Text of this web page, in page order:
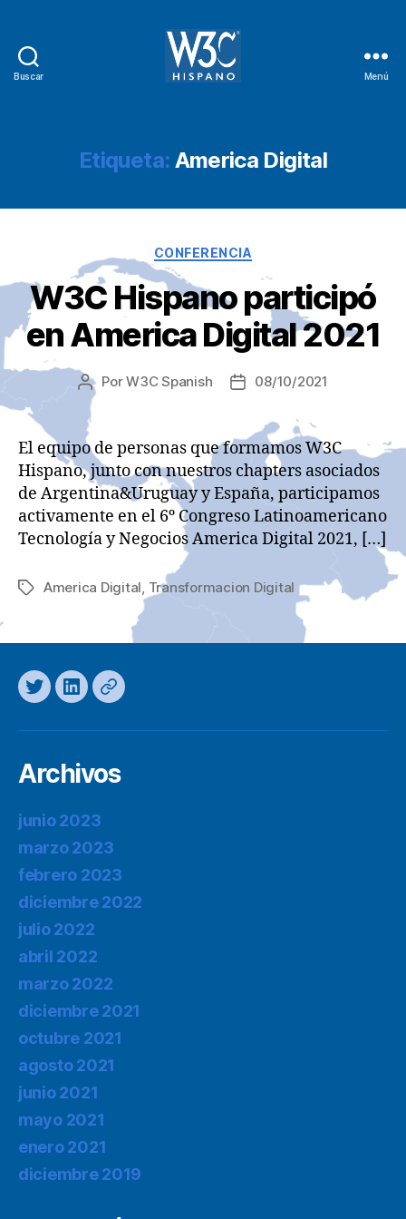
Buscar Menú
Etiqueta: America Digital
Categorías
CONFERENCIA
W3C Hispano participó
en America Digital 2021
Autor
de
la
entrada
PorW3C Spanish
Fecha
entrada
08/10/2021
El equipo de personas que formamos W3C
Hispano, junto con nuestros chapters asociados
de Argentina&Uruguay y España, participamos
activamente en el 6º Congreso Latinoamericano
Tecnologí­a y Negocios America Digital 2021, […]
Etiquetas
America Digital, Transformacion Digital
TwitterLinkedInMastodon
Archivos
junio 2023
marzo 2023
febrero 2023
diciembre 2022
julio 2022
abril 2022
marzo 2022
diciembre 2021
octubre 2021
agosto 2021
junio 2021
mayo 2021
enero 2021
diciembre 2019